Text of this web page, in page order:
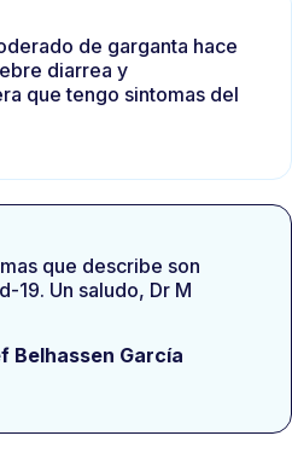
de garganta hace
diarrea y
que tengo sintomas del
que describe son
19. Un saludo, Dr M
Belhassen García